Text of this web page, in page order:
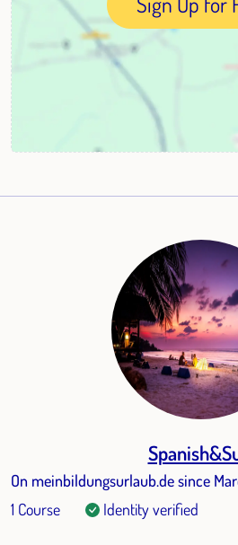
On meinbildungsurlaub.de since
1 Course
Identity verified